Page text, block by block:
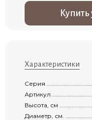
Характеристики
Серия
Артикул
Высота, см
Диаметр, см.